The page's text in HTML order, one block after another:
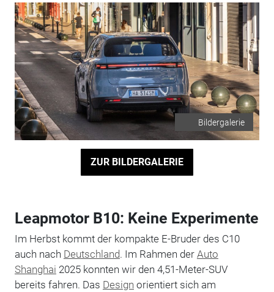
Bildergalerie
ZUR BILDERGALERIE
Leapmotor B10: Keine Experimente
Im Herbst kommt der kompakte E-Bruder des C10
auch nach Deutschland. Im Rahmen der Auto
Shanghai 2025 konnten wir den 4,51-Meter-SUV
bereits fahren. Das Design orientiert sich am